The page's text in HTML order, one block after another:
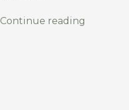
Continue reading